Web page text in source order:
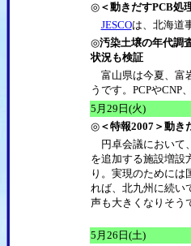
◎＜動きだすPCB処
JESCOは、北海道
◎汚染土壌の年代
状況も検証
富山県は今夏、富
うです。PCPやCNP
5月29日(火)
◎＜特報2007＞動き
円卓会議において
を追加する施設増設
り。実現のためには
れば、北九州に続い
声も大きくなりそう
5月26日(土)